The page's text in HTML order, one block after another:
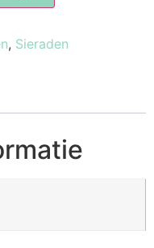
, Sieraden